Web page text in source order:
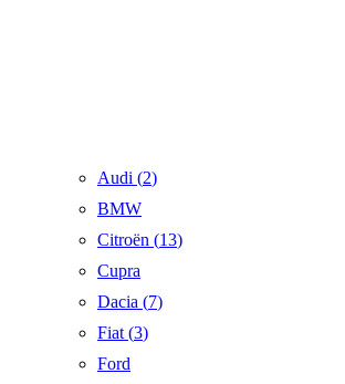
Audi (2)
BMW
Citroën (13)
Cupra
Dacia (7)
Fiat (3)
Ford